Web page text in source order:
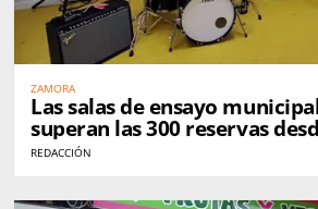
ZAMORA
Las salas de ensayo
superan las 300 reservas
REDACCIÓN